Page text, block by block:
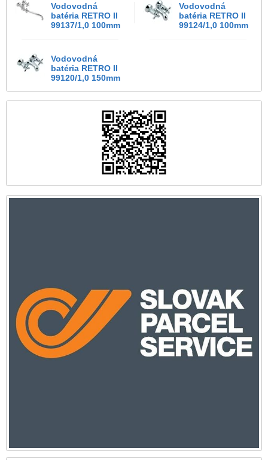
Vodovodná
batéria RETRO II
99137/1,0 100mm
Vodovodná
batéria RETRO II
99124/1,0 100mm
Vodovodná
batéria RETRO II
99120/1,0 150mm